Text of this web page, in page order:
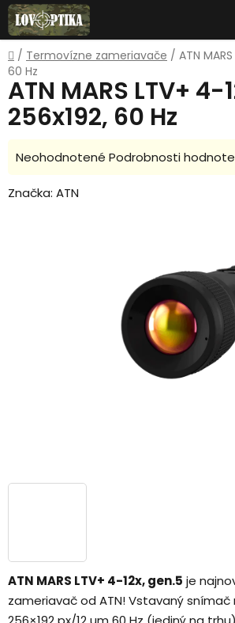
Prejsť
na
obsah
Domov
/ Termovízne zameriavače / ATN
60 Hz
ATN MARS LTV+ 4-12x, gen.5 je
zameriavač od ATN! Vstavaný snímač
ATN MARS LTV+ 4-
256x192, 60 Hz
Priemerné
produktu
Neohodnotené Podrobnosti
Značka: ATN